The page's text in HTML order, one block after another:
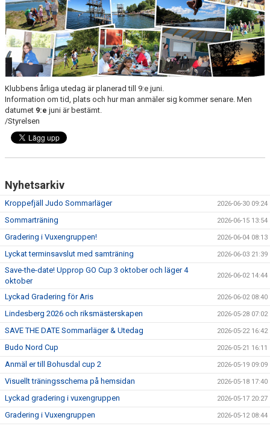
Klubbens årliga utedag är planerad till 9:e juni.
Information om tid, plats och hur man anmäler sig kommer senare. Men
datumet 9:e juni är bestämt.
/Styrelsen
Nyhetsarkiv
Kroppefjäll Judo Sommarläger 2026-06-30 09:24
Sommarträning 2026-06-15 13:54
Gradering i Vuxengruppen! 2026-06-04 08:13
Lyckat terminsavslut med samträning 2026-06-03 21:39
Save-the-date! Upprop GO Cup 3 oktober och läger 4
oktober
2026-06-02 14:44
Lyckad Gradering för Aris 2026-06-02 08:40
Lindesberg 2026 och riksmästerskapen 2026-05-28 07:02
SAVE THE DATE Sommarläger & Utedag 2026-05-22 16:42
Budo Nord Cup 2026-05-21 16:11
Anmäl er till Bohusdal cup 2 2026-05-19 09:09
Visuellt träningsschema på hemsidan 2026-05-18 17:40
Lyckad gradering i vuxengruppen 2026-05-17 20:27
Gradering i Vuxengruppen 2026-05-12 08:44